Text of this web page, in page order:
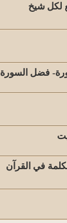
لكل شيخ
فضل السورة
في القرآن